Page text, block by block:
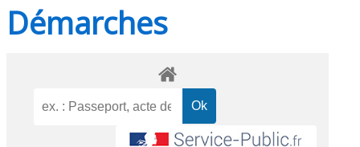
Démarches